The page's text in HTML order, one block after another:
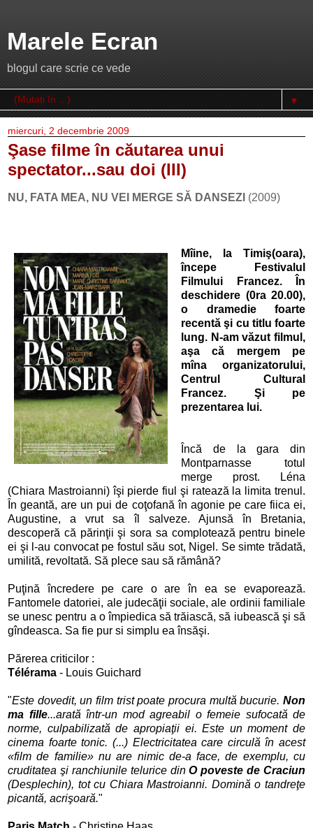
Marele Ecran
blogul care scrie ce vede
▼
miercuri, 2 decembrie 2009
Şase filme în căutarea unui
spectator...sau doi (III)
NU, FATA MEA, NU VEI MERGE SĂ DANSEZI (2009)
Mîine, la Timiş(oara),
începe Festivalul
Filmului Francez. În
deschidere (0ra 20.00),
o dramedie foarte
recentă şi cu titlu foarte
lung. N-am văzut filmul,
aşa că mergem pe
mîna organizatorului,
Centrul Cultural
Francez. Şi pe
prezentarea lui.
Încă de la gara din
Montparnasse totul
merge prost. Léna
(Chiara Mastroianni) îşi pierde fiul şi ratează la limita trenul.
În geantă, are un pui de coţofană în agonie pe care fiica ei,
Augustine, a vrut sa îl salveze. Ajunsă în Bretania,
descoperă că părinţii şi sora sa complotează pentru binele
ei şi l-au convocat pe fostul său sot, Nigel. Se simte trădată,
umilită, revoltată. Să plece sau să rămână?
Puţină încredere pe care o are în ea se evaporează.
Fantomele datoriei, ale judecăţii sociale, ale ordinii familiale
se unesc pentru a o împiedica să trăiască, să iubească şi să
gîndeasca. Sa fie pur si simplu ea însăşi.
Părerea criticilor :
Télérama - Louis Guichard
"Este dovedit, un film trist poate procura multă bucurie. Non
ma fille...arată într-un mod agreabil o femeie sufocată de
norme, culpabilizată de apropiaţii ei. Este un moment de
cinema foarte tonic. (...) Electricitatea care circulă în acest
«film de familie» nu are nimic de-a face, de exemplu, cu
cruditatea şi ranchiunile telurice dinO poveste de Craciun
(Desplechin), tot cu Chiara Mastroianni. Domină o tandreţe
picantă, acrişoară."